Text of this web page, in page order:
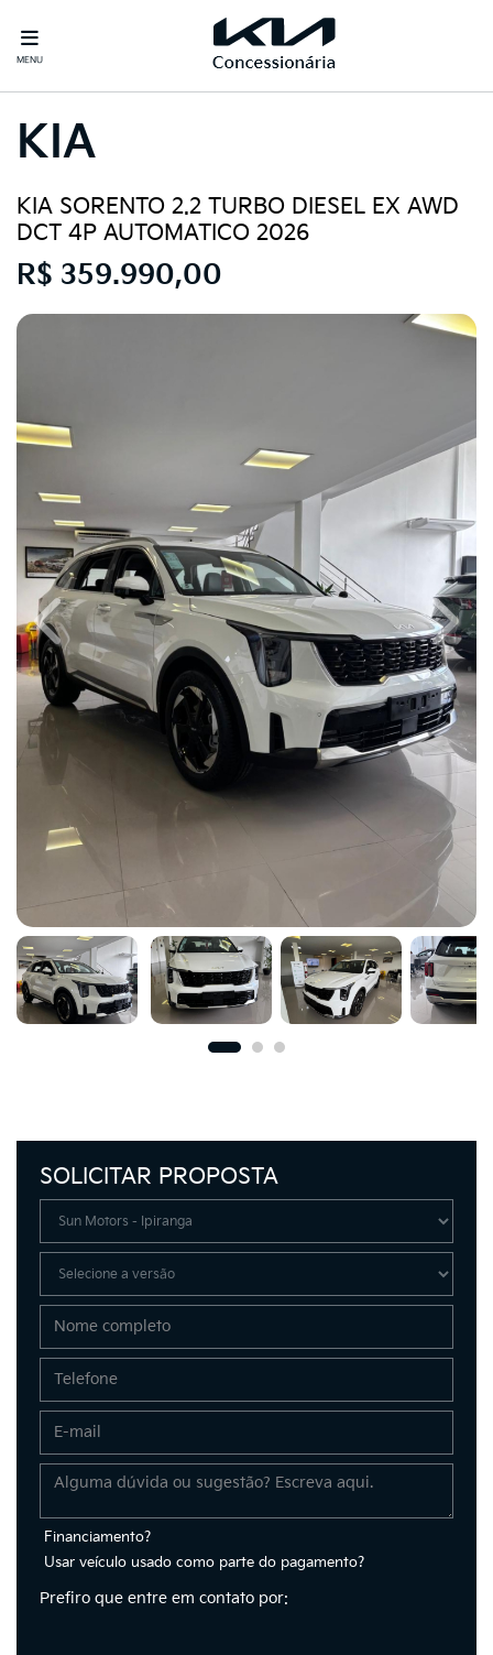
MENU
KIA
KIA SORENTO 2.2 TURBO DIESEL EX AWD
DCT 4P AUTOMATICO 2026
R$ 359.990,00
Previous Next
SOLICITAR PROPOSTA
Financiamento?
Usar veículo usado como parte do pagamento?
Prefiro que entre em contato por: